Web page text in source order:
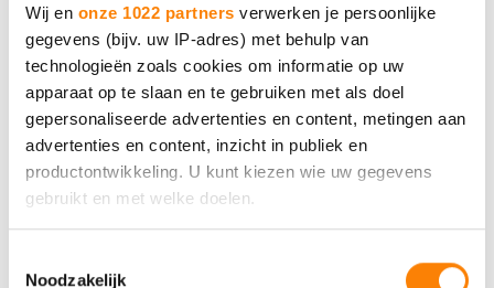
Wij en onze 1022 partners verwerken je persoonlijke
gegevens (bijv. uw IP-adres) met behulp van
technologieën zoals cookies om informatie op uw
apparaat op te slaan en te gebruiken met als doel
gepersonaliseerde advertenties en content, metingen aan
advertenties en content, inzicht in publiek en
productontwikkeling. U kunt kiezen wie uw gegevens
gebruikt en met welke doelen.
Informatie verzamelen over uw geografische locatie,
Noodzakelijk
opdrachtgevers blijven we bouwen aan een
inclusieve samenleving.
Bekijk het volledige jaarbeeld 2025 voor alle
resultaten, verhalen en inzichten.
Jaarbeeld 2025